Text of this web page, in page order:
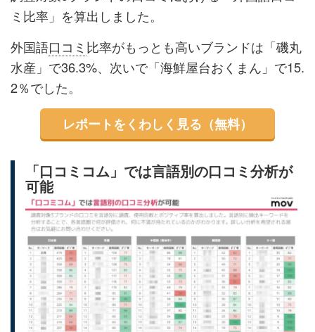
ミ比率」を算出しました。
外国語口コミ 比率がもっとも高いブランドは「磯丸
水産」で36.3%、次いで「海鮮屋台おくまん」で15.
2％でした。
レポートをくわしく見る（無料）
「口コミコム」では言語別の口コミ分析が
可能